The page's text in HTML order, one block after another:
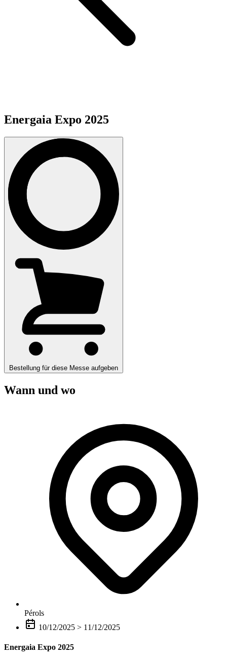
Energaia Expo 2025
Bestellung für diese Messe aufgeben
Wann und wo
Pérols
10/12/2025 > 11/12/2025
Energaia Expo 2025